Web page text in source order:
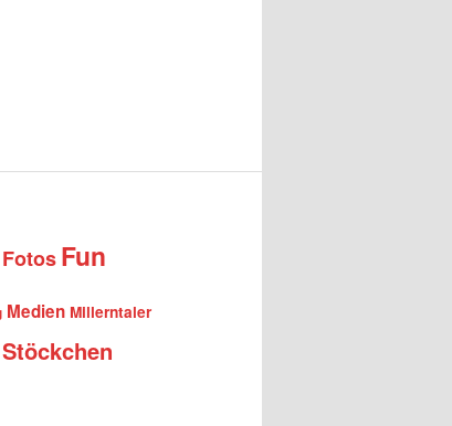
FotosFun
Medien Millerntaler
Stöckchen